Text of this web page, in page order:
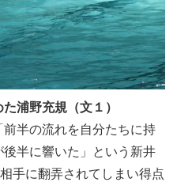
浦野充規（文１）
半の流れを自分たちに持
半に響いた」という新井
手に翻弄されてしまい得点